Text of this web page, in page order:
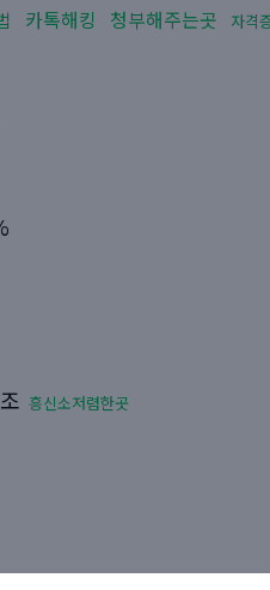
카톡해킹 청부해주는곳 자격
흥신소저렴한곳